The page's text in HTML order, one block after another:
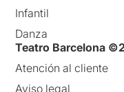
Infantil
Danza
Teatro Barcelona
Atención al cliente
Aviso legal